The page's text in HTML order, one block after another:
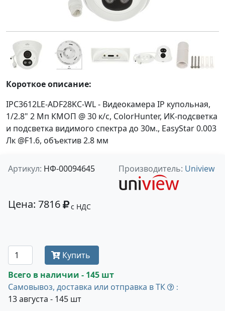
Короткое описание:
IPC3612LE-ADF28KC-WL - Видеокамера IP купольная,
1/2.8" 2 Мп КМОП @ 30 к/с, ColorHunter, ИК-подсветка
и подсветка видимого спектра до 30м., EasyStar 0.003
Лк @F1.6, объектив 2.8 мм
Артикул: НФ-00094645 Производитель: Uniview
Цена: 7816 с НДС
Купить
Всего в наличии - 145 шт
Самовывоз, доставка или отправка в ТК
:
13 августа - 145 шт